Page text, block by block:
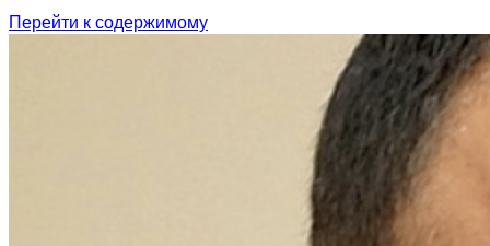
Перейти к содержимому